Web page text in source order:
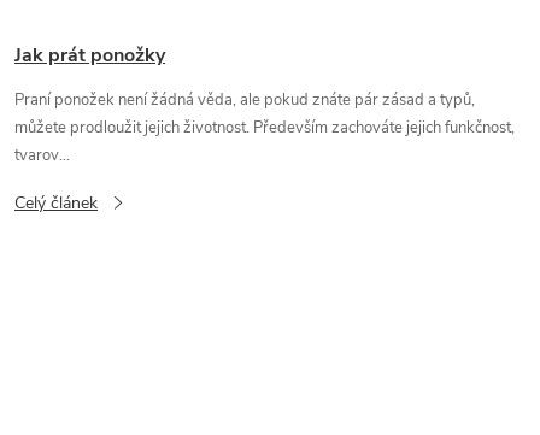
Jak prát ponožky
Praní ponožek není žádná věda, ale pokud znáte pár zásad a typů,
můžete prodloužit jejich životnost. Především zachováte jejich funkčnost,
tvarov...
Celý článek